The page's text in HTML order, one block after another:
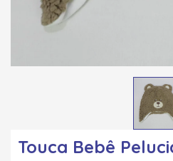
Touca Bebê